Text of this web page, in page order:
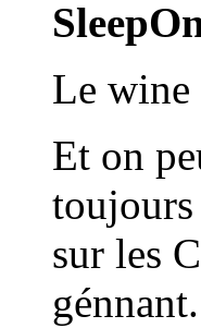
Le wine
Et on
toujours
sur les
génnant.